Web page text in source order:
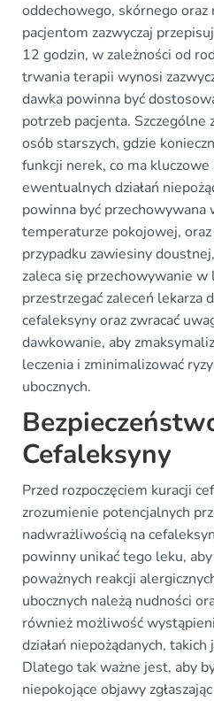
oddechowego, skórnego oraz
pacjentom zazwyczaj
12 godzin, w zależności od
trwania terapii wynosi
dawka powinna być
potrzeb pacjenta. Szczególne
osób starszych, gdzie
funkcji nerek, co ma
ewentualnych działań
powinna być przechowywana
temperaturze pokojowej,
przypadku zawiesiny
zaleca się przechowywanie
przestrzegać zaleceń lekarza
cefaleksyny oraz zwracać
dawkowanie, aby
leczenia i zminimalizować
ubocznych.
Cefaleksyny
Przed rozpoczęciem kuracji
zrozumienie potencjalnych
nadwrażliwością na
powinny unikać tego leku,
poważnych reakcji
ubocznych należą nudności
również możliwość
działań niepożądanych,
Dlatego tak ważne jest, aby
niepokojące objawy